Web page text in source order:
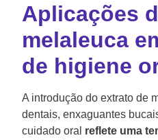
Aplicações
melaleuca
de higiene
A introdução do extrato de
dentais, enxaguantes
cuidado oral reflete uma